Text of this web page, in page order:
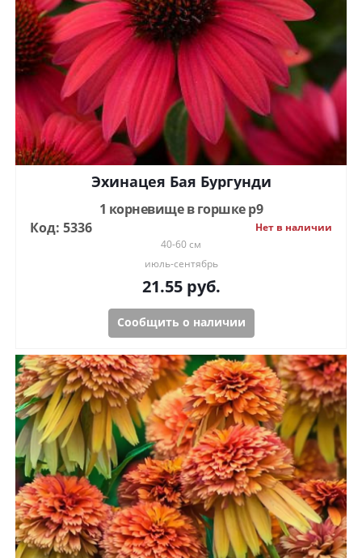
Эхинацея Бая Бургунди
1 корневище в горшке р9
Код: 5336
Нет в наличии
40-60 см
июль-сентябрь
21.55руб.
Сообщить о наличии